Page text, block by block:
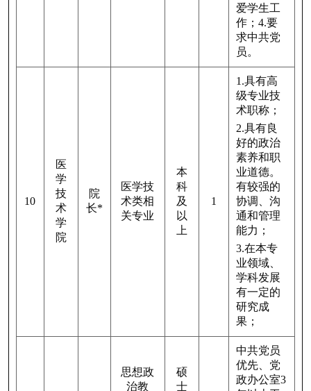
爱学生工
作；4.要
求中共党
员。
10
医
学
技
术
学
院
院
长*
医学技
术类相
关专业
本
科
及
以
上
1
1.具有高
级专业技
术职称；
2.具有良
好的政治
素养和职
业道德。
有较强的
协调、沟
通和管理
能力；
3.在本专
业领域、
学科发展
有一定的
研究成
果；
思想政
治教
硕
士
中共党员
优先、党
政办公室3